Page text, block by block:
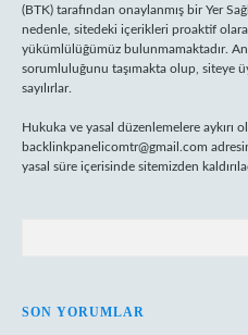
(BTK) tarafından onaylanmış bir Yer
nedenle, sitedeki içerikleri proaktif
yükümlülüğümüz bulunmamaktadır.
sorumluluğunu taşımakta olup, siteye
sayılırlar.
Hukuka ve yasal düzenlemelere aykırı
backlinkpanelicomtr@gmail.com
yasal süre içerisinde sitemizden
SON YORUMLAR